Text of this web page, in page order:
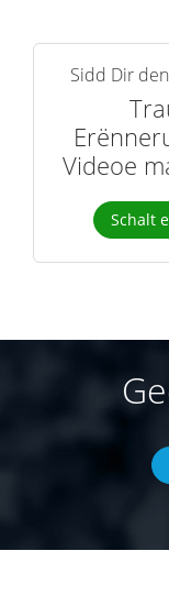
Sidd Dir
Videoe
Schalt